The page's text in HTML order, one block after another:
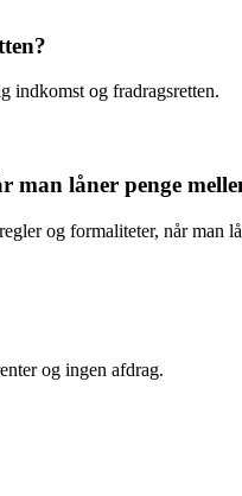
indkomst og fradragsretten.
låner penge
og formaliteter, når man
og ingen afdrag.